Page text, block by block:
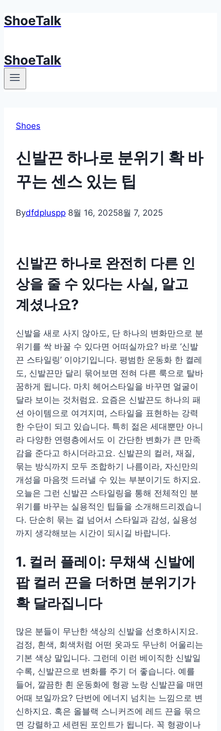
Skip
ShoeTalk
ShoeTalk
Shoes
신발끈 하나로 분위기 확 바
꾸는 센스 있는 팁
Bydfdpluspp 8월 16, 20258월 7, 2025
신발끈 하나로 완전히 다른 인
상을 줄 수 있다는 사실, 알고
계셨나요?
신발을 새로 사지 않아도, 단 하나의 변화만으로 분
위기를 싹 바꿀 수 있다면 어떠실까요? 바로 ‘신발
끈 스타일링’ 이야기입니다. 평범한 운동화 한 켤레
도, 신발끈만 달리 묶어보면 전혀 다른 룩으로 탈바
꿈하게 됩니다. 마치 헤어스타일을 바꾸면 얼굴이
달라 보이는 것처럼요. 요즘은 신발끈도 하나의 패
션 아이템으로 여겨지며, 스타일을 표현하는 강력
한 수단이 되고 있습니다. 특히 젊은 세대뿐만 아니
라 다양한 연령층에서도 이 간단한 변화가 큰 만족
감을 준다고 하시더라고요. 신발끈의 컬러, 재질,
묶는 방식까지 모두 조합하기 나름이라, 자신만의
개성을 마음껏 드러낼 수 있는 부분이기도 하지요.
오늘은 그런 신발끈 스타일링을 통해 전체적인 분
위기를 바꾸는 실용적인 팁들을 소개해드리겠습니
다. 단순히 묶는 걸 넘어서 스타일과 감성, 실용성
까지 생각해보는 시간이 되시길 바랍니다.
1. 컬러 플레이: 무채색 신발에
팝 컬러 끈을 더하면 분위기가
확 달라집니다
많은 분들이 무난한 색상의 신발을 선호하시지요.
검정, 흰색, 회색처럼 어떤 옷과도 무난히 어울리는
기본 색상 말입니다. 그런데 이런 베이직한 신발일
수록, 신발끈으로 변화를 주기 더 좋습니다. 예를
들어, 깔끔한 흰 운동화에 형광 노랑 신발끈을 매면
어때 보일까요? 단번에 에너지 넘치는 느낌으로 변
신하지요. 혹은 올블랙 스니커즈에 레드 끈을 묶으
면 강렬하고 세련된 포인트가 됩니다. 꼭 형광이나